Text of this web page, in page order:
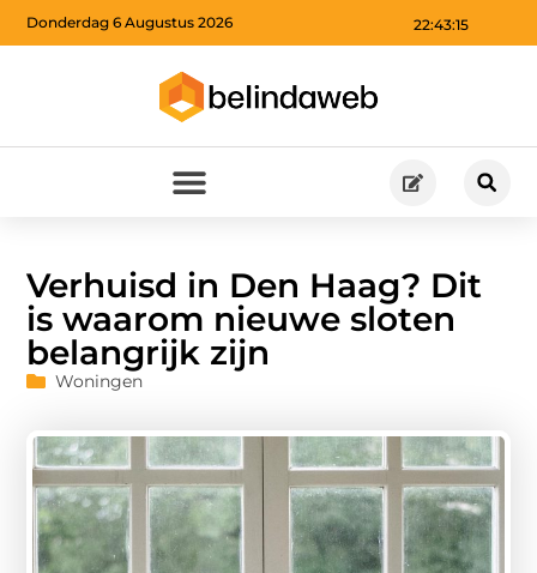
22:43:17
Donderdag 6 Augustus 2026
Verhuisd in Den Haag? Dit
is waarom nieuwe sloten
belangrijk zijn
Woningen